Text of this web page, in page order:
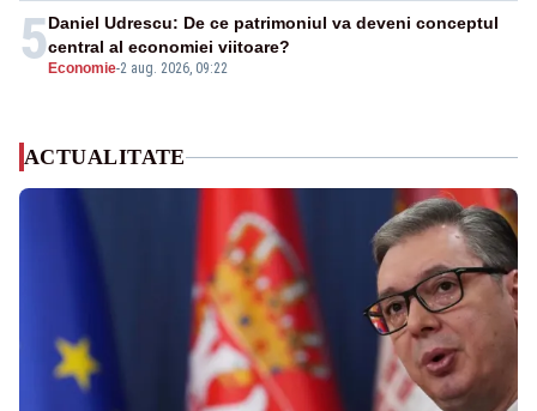
5 Economie-2 aug. 2026, 09:22
Daniel Udrescu: De ce patrimoniul va deveni conceptul
central al economiei viitoare?
ACTUALITATE